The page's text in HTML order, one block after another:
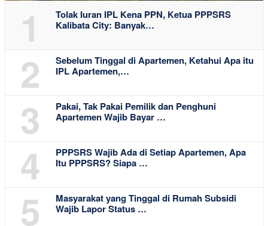
1
Tolak Iuran IPL Kena PPN, Ketua PPPSRS
Kalibata City: Banyak…
2
Sebelum Tinggal di Apartemen, Ketahui Apa itu
IPL Apartemen,…
3
Pakai, Tak Pakai Pemilik dan Penghuni
Apartemen Wajib Bayar …
4
PPPSRS Wajib Ada di Setiap Apartemen, Apa
Itu PPPSRS? Siapa …
5
Masyarakat yang Tinggal di Rumah Subsidi
Wajib Lapor Status …